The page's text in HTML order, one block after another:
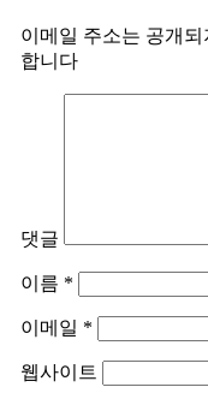
이메일 주소는 공개
합니다
댓글
이름 *
이메일 *
웹사이트